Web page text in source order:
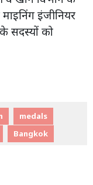
इंजीनियर
सदस्यों को
medals
Bangkok